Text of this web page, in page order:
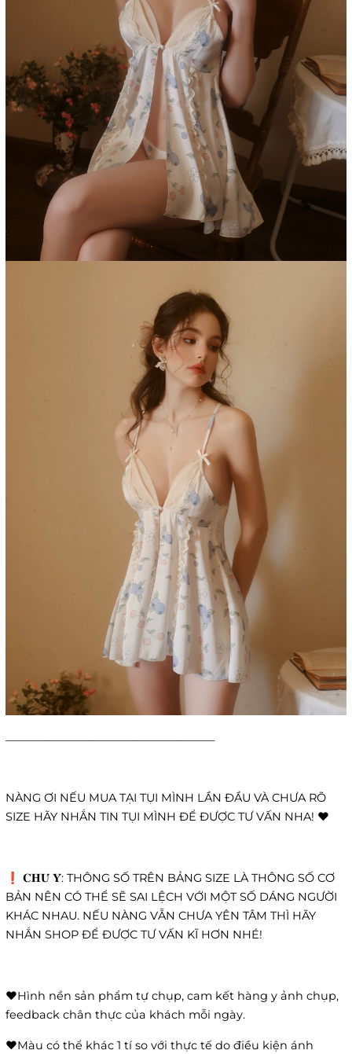
NÀNG ƠI NẾU MUA TẠI TỤI MÌNH LẦN ĐẦU VÀ CHƯA RÕ
SIZE HÃY NHẮN TIN TỤI MÌNH ĐỂ ĐƯỢC TƯ VẤN NHA! ❤️
❗️ 𝐂𝐇𝐔́ 𝐘́: THÔNG SỐ TRÊN BẢNG SIZE LÀ THÔNG SỐ CƠ
BẢN NÊN CÓ THỂ SẼ SAI LỆCH VỚI MỘT SỐ DÁNG NGƯỜI
KHÁC NHAU. NẾU NÀNG VẪN CHƯA YÊN TÂM THÌ HÃY
NHẮN SHOP ĐỂ ĐƯỢC TƯ VẤN KĨ HƠN NHÉ!
❤️Hình nền sản phẩm tự chụp, cam kết hàng y ảnh chụp,
feedback chân thực của khách mỗi ngày.
❤️Màu có thể khác 1 tí so với thực tế do điều kiện ánh